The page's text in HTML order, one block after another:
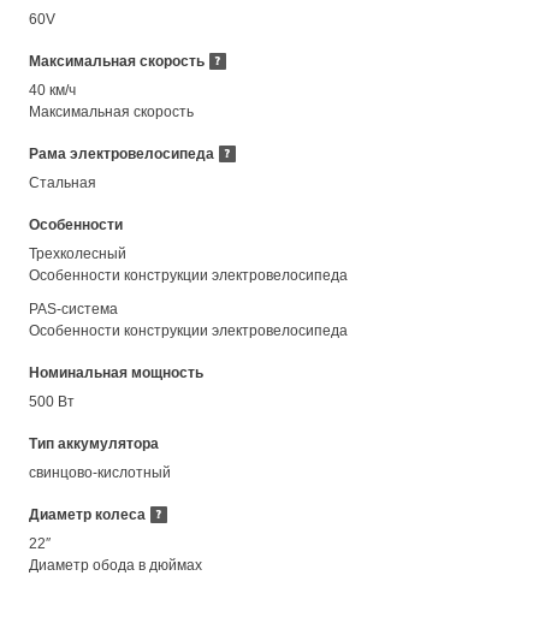
60V
Максимальная скорость
40 км/ч
Максимальная скорость
Рама электровелосипеда
Стальная
Особенности
Трехколесный
Особенности конструкции электровелосипеда
PAS-система
Особенности конструкции электровелосипеда
Номинальная мощность
500 Вт
Тип аккумулятора
свинцово-кислотный
Диаметр колеса
22″
Диаметр обода в дюймах